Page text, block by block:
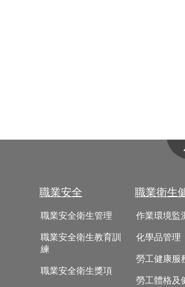
職業安全
職業安全衛生管理
職業安全衛生教育訓
練
職業安全衛生獎項
職業衛生
作業環境監
化學品管理
勞工健康服
勞工體格及